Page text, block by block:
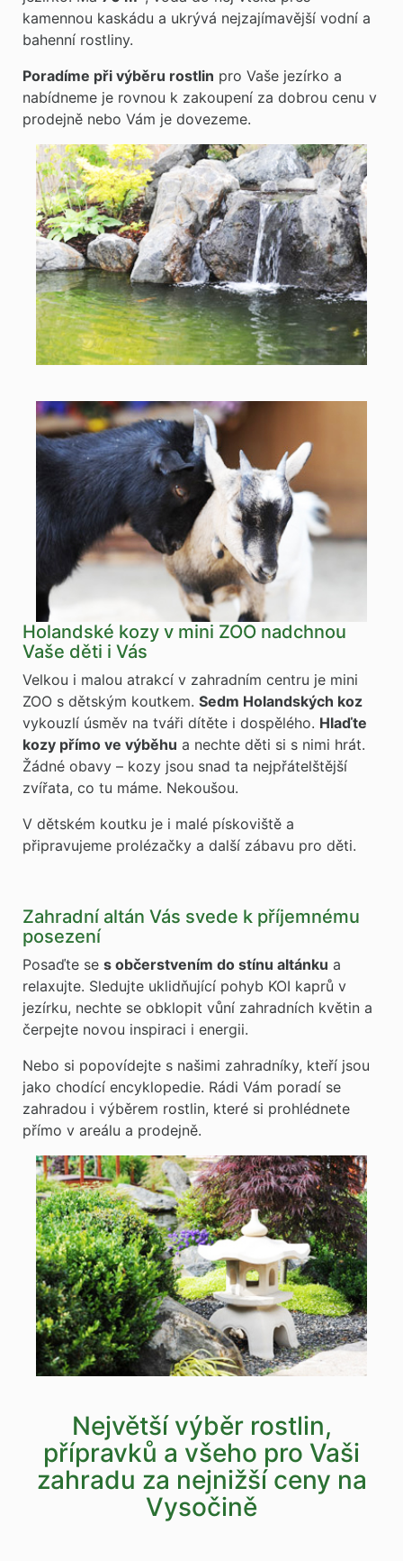
kamennou kaskádu a ukrývá nejzajímavější vodní a
bahenní rostliny.
Poradíme při výběru rostlin pro Vaše jezírko a
nabídneme je rovnou k zakoupení za dobrou cenu v
prodejně nebo Vám je dovezeme.
Holandské kozy v mini ZOO nadchnou
Vaše děti i Vás
Velkou i malou atrakcí v zahradním centru je mini
ZOO s dětským koutkem. Sedm Holandských koz
vykouzlí úsměv na tváři dítěte i dospělého. Hlaďte
kozy přímo ve výběhu a nechte děti si s nimi hrát.
Žádné obavy – kozy jsou snad ta nejpřátelštější
zvířata, co tu máme. Nekoušou.
V dětském koutku je i malé pískoviště a
připravujeme prolézačky a další zábavu pro děti.
Zahradní altán Vás svede k příjemnému
posezení
Posaďte se s občerstvením do stínu altánku a
relaxujte. Sledujte uklidňující pohyb KOI kaprů v
jezírku, nechte se obklopit vůní zahradních květin a
čerpejte novou inspiraci i energii.
Nebo si popovídejte s našimi zahradníky, kteří jsou
jako chodící encyklopedie. Rádi Vám poradí se
zahradou i výběrem rostlin, které si prohlédnete
přímo v areálu a prodejně.
Největší výběr rostlin,
přípravků a všeho pro Vaši
zahradu za nejnižší ceny na
Vysočině